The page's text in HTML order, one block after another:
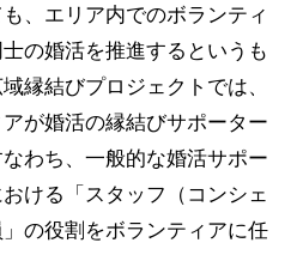
、エリア内でのボランティ
の婚活を推進するというも
縁結びプロジェクトでは、
が婚活の縁結びサポーター
わち、一般的な婚活サポー
ける「スタッフ（コンシェ
の役割をボランティアに任